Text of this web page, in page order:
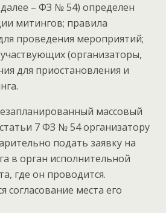
– ФЗ № 54) определен
митингов; правила
проведения мероприятий;
(организаторы,
для приостановления и
массовый
7 ФЗ № 54 организатору
подать заявку на
в орган исполнительной
где он проводится.
согласование места его